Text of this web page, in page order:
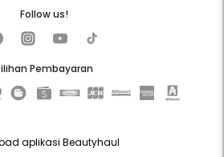
Pembayaran
Follow us!
aplikasi Beautyhaul